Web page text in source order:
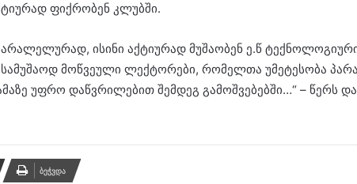
ფიქრობენ კლუბში.
ისინი აქტიურად მუშაობენ ე.წ
მოწვეული ლექტორები, რომელთა უმეტესობა
უფრო დაწვრილებით შემდეგ გამოშვებებში…“ – წერს
ბეჭვდა